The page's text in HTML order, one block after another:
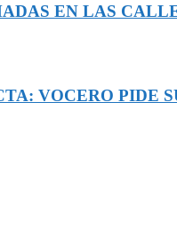
EN LAS
VOCERO PIDE